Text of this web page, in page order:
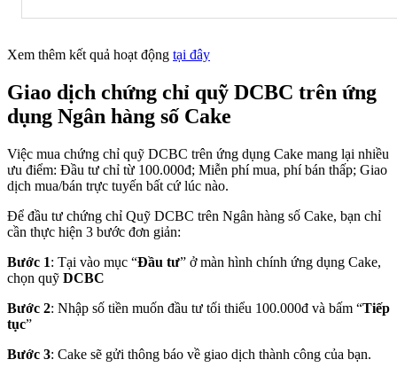
Xem thêm kết quả hoạt động tại đây
Giao dịch chứng chỉ quỹ DCBC trên ứng
dụng Ngân hàng số Cake
Việc mua chứng chỉ quỹ DCBC trên ứng dụng Cake mang lại nhiều
ưu điểm: Đầu tư chỉ từ 100.000đ; Miễn phí mua, phí bán thấp; Giao
dịch mua/bán trực tuyến bất cứ lúc nào.
Để đầu tư chứng chỉ Quỹ DCBC trên Ngân hàng số Cake, bạn chỉ
cần thực hiện 3 bước đơn giản:
Bước 1: Tại vào mục “Đầu tư” ở màn hình chính ứng dụng Cake,
chọn quỹ DCBC
Bước 2: Nhập số tiền muốn đầu tư tối thiểu 100.000đ và bấm “Tiếp
tục”
Bước 3: Cake sẽ gửi thông báo về giao dịch thành công của bạn.